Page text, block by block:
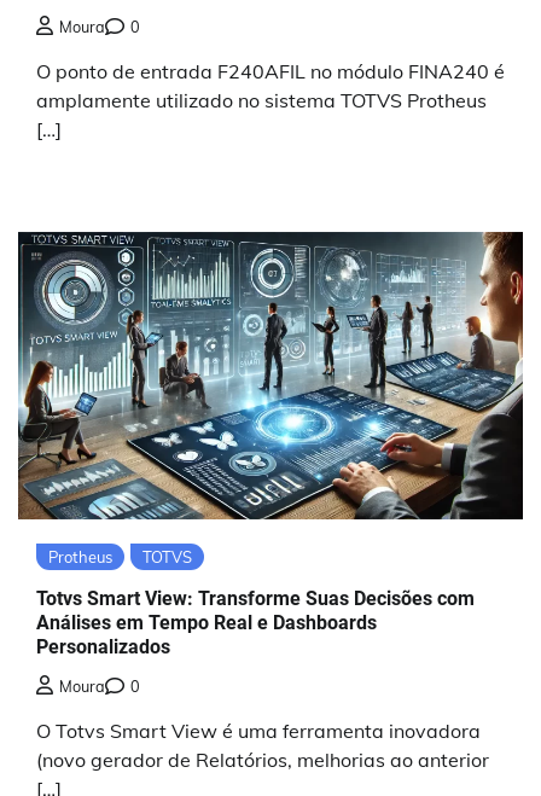
Moura 0
O ponto de entrada F240AFIL no módulo FINA240 é
amplamente utilizado no sistema TOTVS Protheus
[…]
Protheus TOTVS
Totvs Smart View: Transforme Suas Decisões com
Análises em Tempo Real e Dashboards
Personalizados
Moura 0
O Totvs Smart View é uma ferramenta inovadora
(novo gerador de Relatórios, melhorias ao anterior
[…]